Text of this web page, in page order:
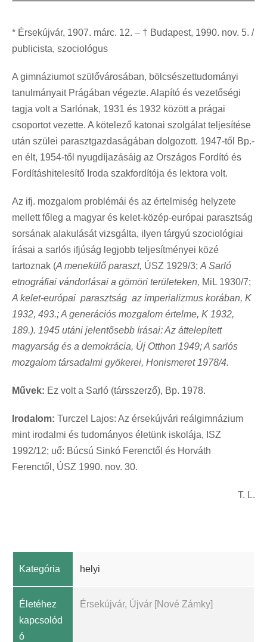
* Érsekújvár, 1907. márc. 12. – † Budapest, 1990. nov. 5. /
publicista, szociológus
A gimnáziumot szülővárosában, bölcsészettudományi
tanulmányait Prágában végezte. Alapító és vezetőségi
tagja volt a Sarlónak, 1931 és 1932 között a prágai
csoportot vezette. A kötelező katonai szolgálat teljesítése
után szülei parasztgazdaságában dolgozott. 1947-től Bp.-
en élt, 1954-től nyugdíjazásáig az Országos Fordító és
Fordításhitelesítő Iroda szakfordítója és lektora volt.
Az ifj. mozgalom problémái és az értelmiség helyzete
mellett főleg a magyar és kelet-közép-európai parasztság
sorsának alakulását vizsgálta, ilyen tárgyú szociológiai
írásai a sarlós ifjúság legjobb teljesítményei közé
tartoznak (A menekülő paraszt, ÚSZ 1929/3; A Sarló
etnográfiai vándorlásai a gömöri területeken, MiL 1930/7;
A kelet-európai parasztság az imperializmus korában, K
1932, 493.; A generációs mozgalom értelme, K 1932,
189.). 1945 utáni jelentősebb írásai: Az áttelepített
magyarság és a demokrácia, Új Otthon 1949; A sarlós
mozgalom társadalmi gyökerei, Honismeret 1978/4.
Művek: Ez volt a Sarló (társszerző), Bp. 1978.
Irodalom: Turczel Lajos: Az érsekújvári reálgimnázium
mint irodalmi és tudományos életünk iskolája, ISZ
1992/12; uő: Búcsú Sinkó Ferenctől és Horváth
Ferenctől, ÚSZ 1990. nov. 30.
T. L.
Kategória helyi
Életéhez
kapcsolód
ó
Érsekújvár, Újvár [Nové Zámky]